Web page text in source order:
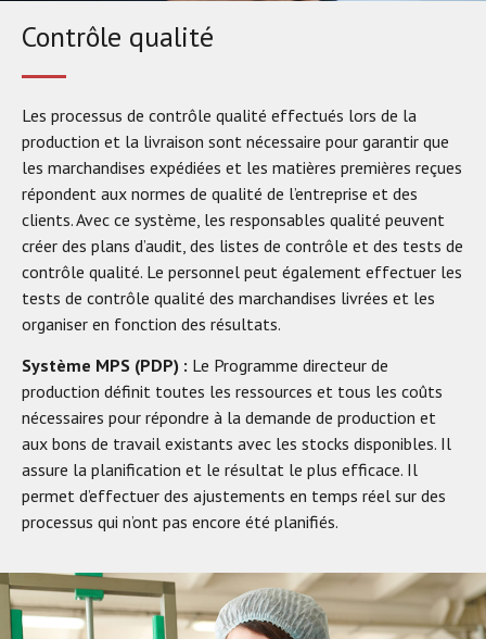
Contrôle qualité
Les processus de contrôle qualité effectués lors de la
production et la livraison sont nécessaire pour garantir que
les marchandises expédiées et les matières premières reçues
répondent aux normes de qualité de l’entreprise et des
clients. Avec ce système, les responsables qualité peuvent
créer des plans d’audit, des listes de contrôle et des tests de
contrôle qualité. Le personnel peut également effectuer les
tests de contrôle qualité des marchandises livrées et les
organiser en fonction des résultats.
Système MPS (PDP) : Le Programme directeur de
production définit toutes les ressources et tous les coûts
nécessaires pour répondre à la demande de production et
aux bons de travail existants avec les stocks disponibles. Il
assure la planification et le résultat le plus efficace. Il
permet d’effectuer des ajustements en temps réel sur des
processus qui n’ont pas encore été planifiés.